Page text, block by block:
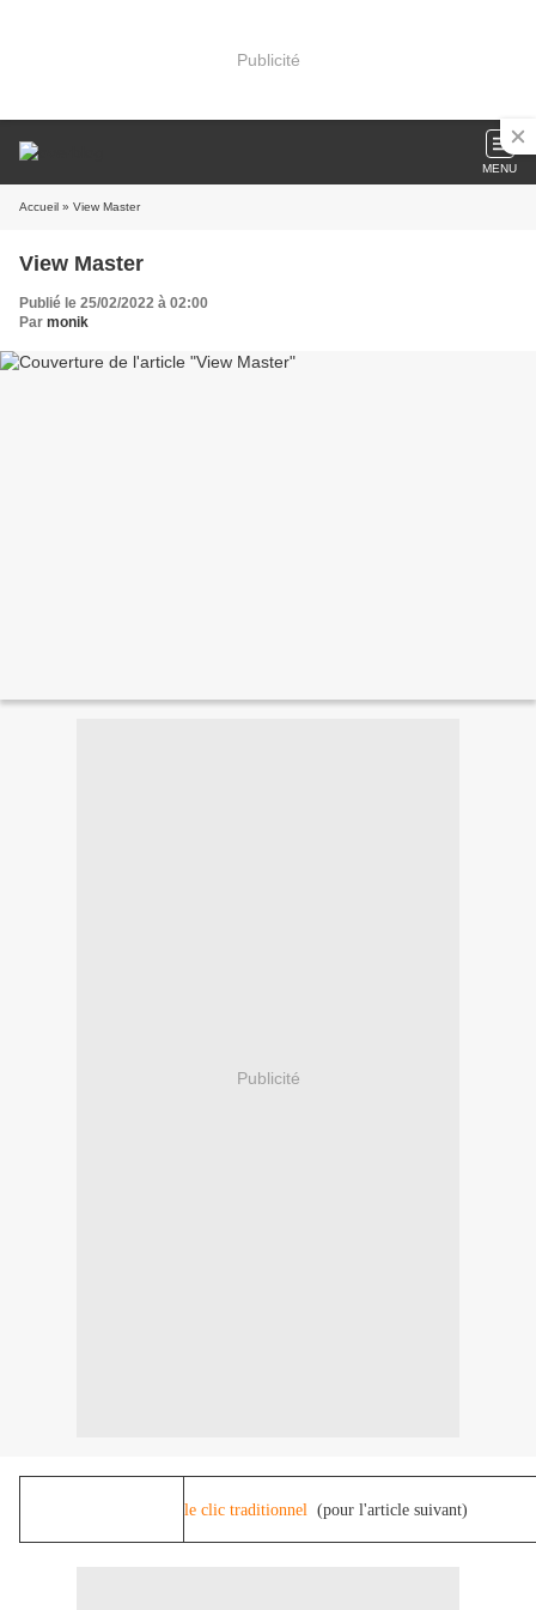
Publicité
MENU
Accueil » View Master
View Master
Publié le 25/02/2022 à 02:00
Par monik
Publicité
le clic traditionnel (pour l'article suivant)